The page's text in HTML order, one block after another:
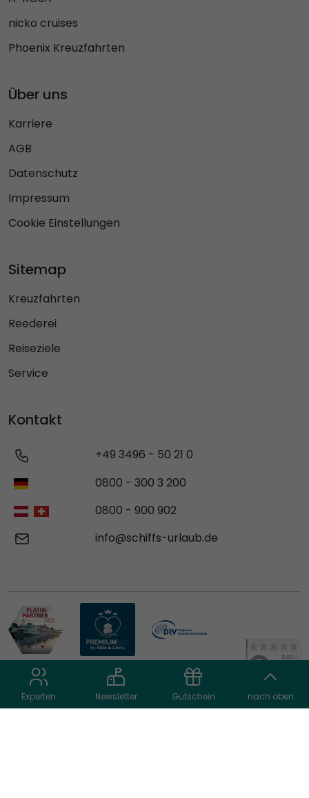
Experten Newsletter Gutschein nach oben
nicko cruises
Phoenix Kreuzfahrten
Über uns
Karriere
AGB
Datenschutz
Impressum
Cookie Einstellungen
Sitemap
Kreuzfahrten
Reederei
Reiseziele
Service
Kontakt
+49 3496 - 50 21 0
0800 - 300 3 200
0800 - 900 902
info@schiffs-urlaub.de